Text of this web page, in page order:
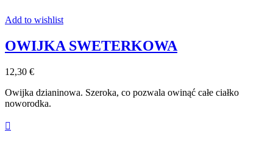
Add to wishlist
OWIJKA SWETERKOWA
12,30 €
Owijka dzianinowa. Szeroka, co pozwala owinąć całe ciałko
noworodka.
